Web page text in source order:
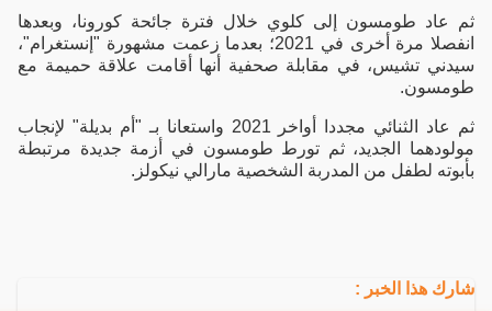
ثم عاد طومسون إلى كلوي خلال فترة جائحة كورونا، وبعدها
انفصلا مرة أخرى في 2021؛ بعدما زعمت مشهورة "إنستغرام"،
سيدني تشيس، في مقابلة صحفية أنها أقامت علاقة حميمة مع
طومسون.
ثم عاد الثنائي مجددا أواخر 2021 واستعانا بـ "أم بديلة" لإنجاب
مولودهما الجديد، ثم تورط طومسون في أزمة جديدة مرتبطة
بأبوته لطفل من المدربة الشخصية مارالي نيكولز.
شارك هذا الخبر :